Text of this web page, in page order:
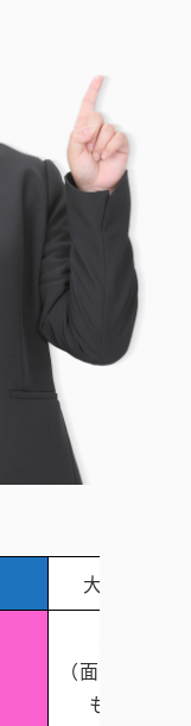
大手A社
（面会後見積
もり）